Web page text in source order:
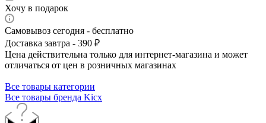
Хочу в подарок
Самовывоз сегодня - бесплатно
Доставка завтра - 390 ₽
Цена действительна только для интернет-магазина и может
отличаться от цен в розничных магазинах
Все товары категории
Все товары бренда Kicx